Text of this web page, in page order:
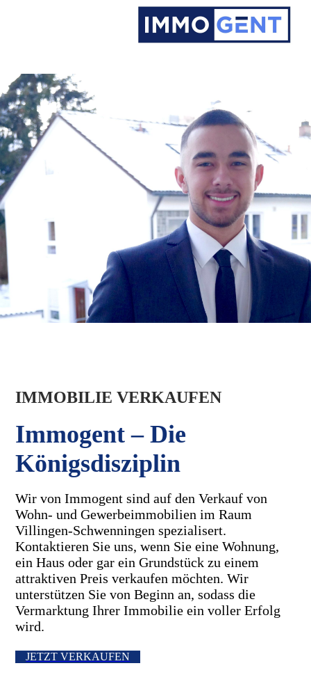
IMMOBILIE VERKAUFEN
Immogent – Die
Königsdisziplin
Wir von Immogent sind auf den Verkauf von
Wohn- und Gewerbeimmobilien im Raum
Villingen-Schwenningen spezialisert.
Kontaktieren Sie uns, wenn Sie eine Wohnung,
ein Haus oder gar ein Grundstück zu einem
attraktiven Preis verkaufen möchten. Wir
unterstützen Sie von Beginn an, sodass die
Vermarktung Ihrer Immobilie ein voller Erfolg
wird.
JETZT VERKAUFEN